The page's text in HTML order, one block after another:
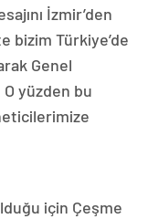
İzmir’den
bizim Türkiye’de
Genel
O yüzden bu
için Çeşme